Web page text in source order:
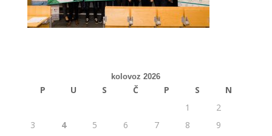
kolovoz 2026
P U S Č P S
N
1
2
3
4 5 6 7 8
9